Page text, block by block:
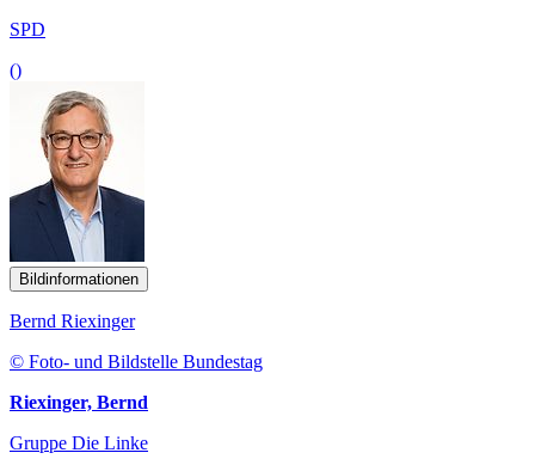
SPD
()
Bildinformationen
Bernd Riexinger
© Foto- und Bildstelle Bundestag
Riexinger, Bernd
Gruppe Die Linke